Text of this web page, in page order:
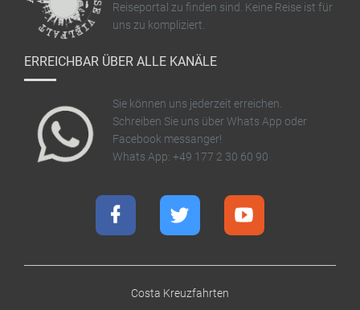
Reiseportal zu finden sind. Keine Reise ist für
uns zu kompliziert.
ERREICHBAR ÜBER ALLE KANÄLE
Sie können uns jederzeit erreichen.
Schreiben Sie uns über Whats App oder
Facebook messanger!
Whats App: +49 177 2 30 60 90
Costa Kreuzfahrten